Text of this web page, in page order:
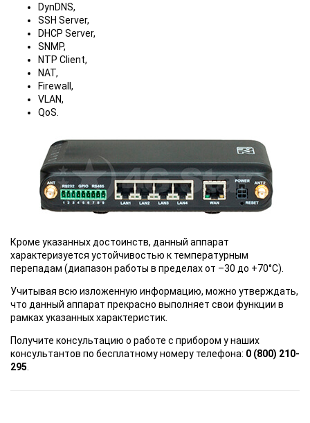
DynDNS,
SSH Server,
DHCP Server,
SNMP,
NTP Client,
NAT,
Firewall,
VLAN,
QoS.
Кроме указанных достоинств, данный аппарат
характеризуется устойчивостью к температурным
перепадам (диапазон работы в пределах от –30 до +70°C).
Учитывая всю изложенную информацию, можно утверждать,
что данный аппарат прекрасно выполняет свои функции в
рамках указанных характеристик.
Получите консультацию о работе с прибором у наших
консультантов по бесплатному номеру телефона: 0 (800) 210-
295